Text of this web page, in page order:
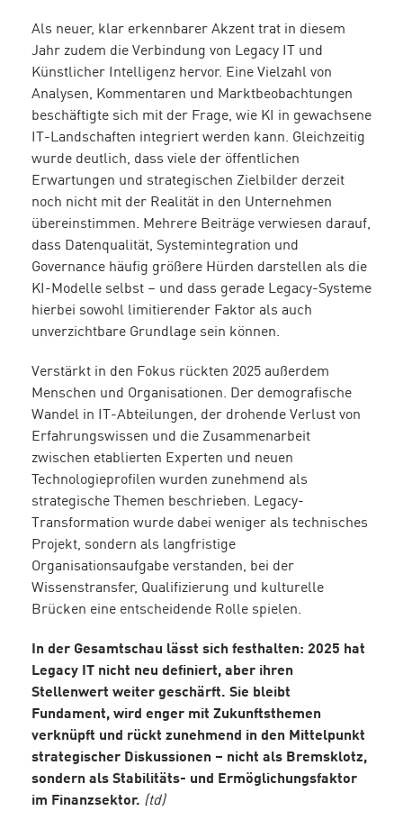
Als neuer, klar erkennbarer Akzent trat in diesem
Jahr zudem die Verbindung von Legacy IT und
Künstlicher Intelligenz hervor. Eine Vielzahl von
Analysen, Kommentaren und Marktbeobachtungen
beschäftigte sich mit der Frage, wie KI in gewachsene
IT-Landschaften integriert werden kann. Gleichzeitig
wurde deutlich, dass viele der öffentlichen
Erwartungen und strategischen Zielbilder derzeit
noch nicht mit der Realität in den Unternehmen
übereinstimmen. Mehrere Beiträge verwiesen darauf,
dass Datenqualität, Systemintegration und
Governance häufig größere Hürden darstellen als die
KI-Modelle selbst – und dass gerade Legacy-Systeme
hierbei sowohl limitierender Faktor als auch
unverzichtbare Grundlage sein können.
Verstärkt in den Fokus rückten 2025 außerdem
Menschen und Organisationen. Der demografische
Wandel in IT-Abteilungen, der drohende Verlust von
Erfahrungswissen und die Zusammenarbeit
zwischen etablierten Experten und neuen
Technologieprofilen wurden zunehmend als
strategische Themen beschrieben. Legacy-
Transformation wurde dabei weniger als technisches
Projekt, sondern als langfristige
Organisationsaufgabe verstanden, bei der
Wissenstransfer, Qualifizierung und kulturelle
Brücken eine entscheidende Rolle spielen.
In der Gesamtschau lässt sich festhalten: 2025 hat
Legacy IT nicht neu definiert, aber ihren
Stellenwert weiter geschärft. Sie bleibt
Fundament, wird enger mit Zukunftsthemen
verknüpft und rückt zunehmend in den Mittelpunkt
strategischer Diskussionen – nicht als Bremsklotz,
sondern als Stabilitäts- und Ermöglichungsfaktor
im Finanzsektor. (td)